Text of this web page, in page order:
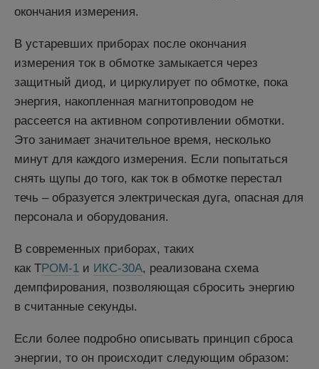
окончания измерения.
В устаревших приборах после окончания
измерения ток в обмотке замыкается через
защитный диод, и циркулирует по обмотке, пока
энергия, накопленная магнитопроводом не
рассеется на активном сопротивлении обмотки.
Это занимает значительное время, несколько
минут для каждого измерения. Если попытаться
снять щупы до того, как ток в обмотке перестал
течь – образуется электрическая дуга, опасная для
персонала и оборудования.
В современных приборах, таких
как ТРОМ-1 и ИКС-30А, реализована схема
демпфирования, позволяющая сбросить энергию
в считанные секунды.
Если более подробно описывать принцип сброса
энергии, то он происходит следующим образом: